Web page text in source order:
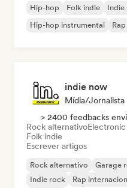
Hip-hop Folk indie Indie
Hip-hop instrumental
indie now
Mídia/Jornalista
> 2400 feedbacks
Rock alternativo
Folk indie
Escrever artigos
Rock alternativo Garage
Indie rock
Rap